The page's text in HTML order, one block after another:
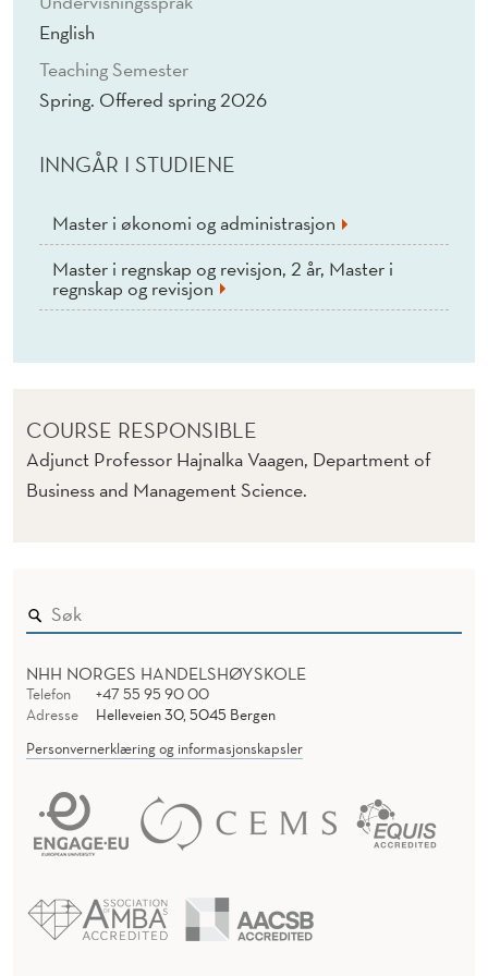
English
Teaching Semester
Spring. Offered spring 2026
INNGÅR I STUDIENE
Master i økonomi og administrasjon
Master i regnskap og revisjon, 2 år, Master i
regnskap og revisjon
COURSE RESPONSIBLE
Adjunct Professor Hajnalka Vaagen, Department of
Business and Management Science.
NHH NORGES HANDELSHØYSKOLE
Telefon
+47 55 95 90 00
Adresse
Helleveien 30, 5045 Bergen
Personvernerklæring og informasjonskapsler